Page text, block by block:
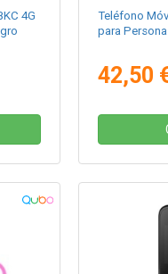
4G
Teléfono
para
42,50